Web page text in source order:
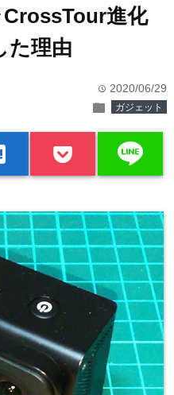
進化
た理由
time 2020/06/29
folder ガジェット
line